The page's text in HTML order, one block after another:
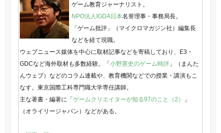
ゲーム教育ジャーナリスト。
NPO法人IGDA日本名誉理事・事務局長。
「ゲーム批評」（マイクロマガジン社）編集長
などを経て現職。
ウェブニュース媒体を中心に取材記事などを寄稿しており、E3・
GDCなど海外取材も多数経験。「小野憲史のゲーム時評」（まんた
んウェブ）などのコラム連載や、教育機関などでの授業・講演もこ
なす。東京国際工科専門職大学専任講師。
主な著書・編著に「ゲームクリエイターが知る97のこと（2）
」
（オライリージャパン）などがある。